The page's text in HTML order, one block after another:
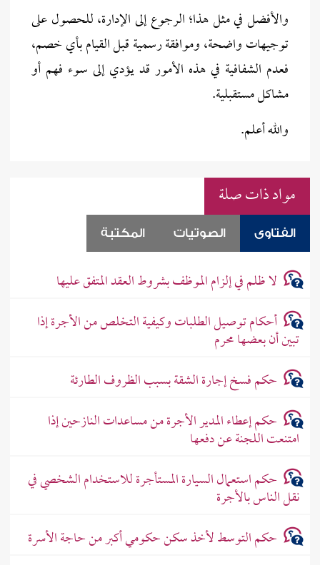
والأفضل في مثل هذا؛ الرجوع إلى الإدارة، للحصول على
توجيهات واضحة، وموافقة رسمية قبل القيام بأي خصم،
فعدم الشفافية في هذه الأمور قد يؤدي إلى سوء فهم أو
مشاكل مستقبلية.
والله أعلم.
مواد ذات صلة
الفتاوى الصوتيات المكتبة
لا ظلم في إلزام الموظف بشروط العقد المتفق عليها
أحكام توصيل الطلبات وكيفية التخلص من الأجرة إذا
تبين أن بعضها محرم
حكم فسخ إجارة الشقة بسبب الظروف الطارئة
حكم إعطاء المدير الأجرة من مساعدات النازحين إذا
امتنعت اللجنة عن دفعها
حكم استعمال السيارة المستأجرة للاستخدام الشخصي في
نقل الناس بالأجرة
حكم التوسط لأخذ سكن حكومي أكبر من حاجة الأسرة